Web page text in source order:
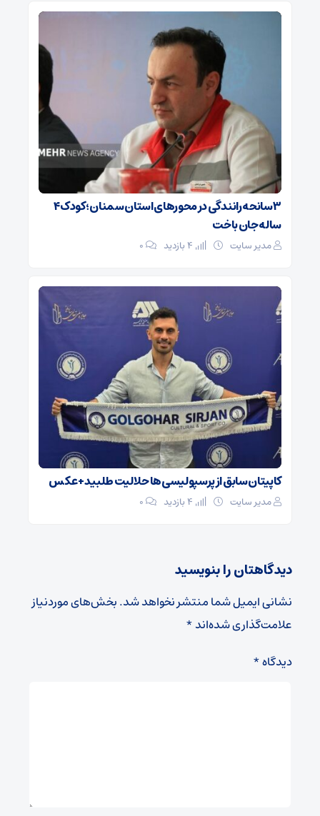
۳ سانحه رانندگی در محورهای استان سمنان؛ کودک ۴
ساله جان باخت
مدیر سایت ۰
کاپیتان سابق از پرسپولیسی‌ها حلالیت طلبید + عکس
مدیر سایت ۰
دیدگاهتان را بنویسید
نشانی ایمیل شما منتشر نخواهد شد.بخش‌های موردنیاز
علامت‌گذاری شده‌اند*
دیدگاه*